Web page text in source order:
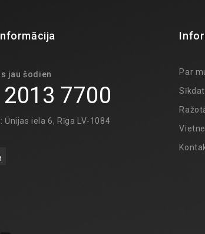
jau šodien
7700
Ūnijas iela 6, Rīga LV-1084
Par